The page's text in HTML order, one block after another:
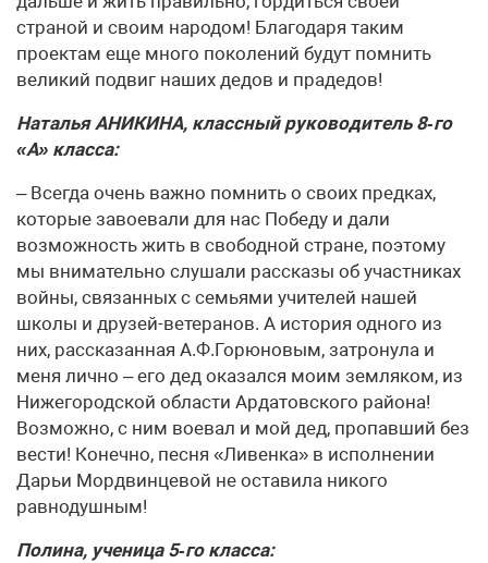
страной и своим народом! Благодаря таким
проектам еще много поколений будут помнить
великий подвиг наших дедов и прадедов!
Наталья АНИКИНА, классный руководитель 8‑го
«А» класса:
– Всегда очень важно помнить о своих предках,
которые завоевали для нас Победу и дали
возможность жить в свободной стране, поэтому
мы внимательно слушали рассказы об участниках
войны, связанных с семьями учителей нашей
школы и друзей-ветеранов. А история одного из
них, рассказанная А.Ф.Горюновым, затронула и
меня лично – его дед оказался моим земляком, из
Нижегородской области Ардатовского района!
Возможно, с ним воевал и мой дед, пропавший без
вести! Конечно, песня «Ливенка» в исполнении
Дарьи Мордвинцевой не оставила никого
равнодушным!
Полина, ученица 5‑го класса: